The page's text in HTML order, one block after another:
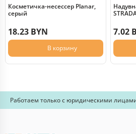
Косметичка-несессер Planar,
серый
18.23 BYN
В корзину
7.02
Работаем только с юридическими